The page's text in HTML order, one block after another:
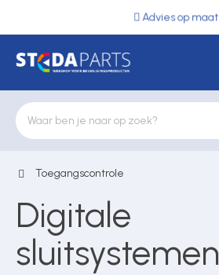
Advies op maat
Deurbeslag
Elektrische vergrendeling
Toegangscontrole
Digitale
sluitsystemen